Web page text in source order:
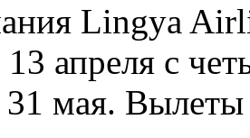
Lingya
апреля с
31 мая. Вылеты